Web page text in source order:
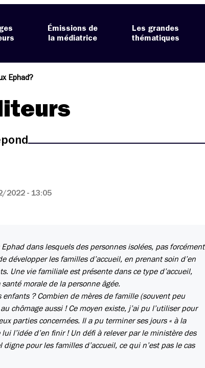
Émissions de
la médiatrice
Les grandes
thématiques
Ephad?
2022 - 13:05
dans lesquels des personnes isolées, pas forcément
développer les familles d’accueil, en prenant soin d’en
Une vie familiale est présente dans ce type d’accueil,
morale de la personne âgée.
? Combien de mères de famille (souvent peu
chômage aussi ! Ce moyen existe, j’ai pu l’utiliser pour
parties concernées. Il a pu terminer ses jours « à la
l’idée d’en finir ! Un défi à relever par le ministère des
pour les familles d’accueil, ce qui n’est pas le cas